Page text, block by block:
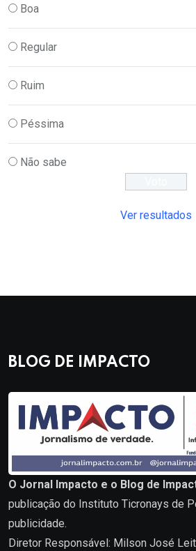
Boa
Regular
Ruim
Péssima
Não sabe
Ver resultados
BLOG DE IMPACTO
O Jornal Impacto e o Blog de
publicação do Instituto Ticronays de
publicidade.
Diretor Responsável: Milson José